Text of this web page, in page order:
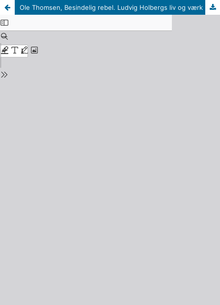
Ole Thomsen, Besindelig rebel. Ludvig Holbergs liv og værk (Aarhus: Aarhus Universitetsforlag, 2024), 768 s.